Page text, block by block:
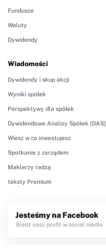
Fundusze
Waluty
Dywidendy
Wiadomości
Dywidendy i skup akcji
Wyniki spółek
Perspektywy dla spółek
Dywidendowe Analizy Spółek [DAS]
Wiesz w co inwestujesz
Spotkanie z zarządem
Maklerzy radzą
teksty Premium
Jesteśmy na Facebook
Śledź nasz profil w social media